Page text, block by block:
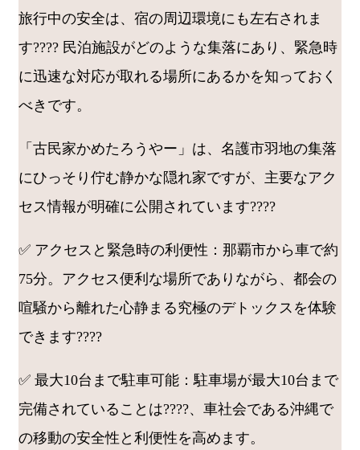
旅行中の安全は、宿の周辺環境にも左右されま
す???? 民泊施設がどのような集落にあり、緊急時
に迅速な対応が取れる場所にあるかを知っておく
べきです。
「古民家かめたろうやー」は、名護市羽地の集落
にひっそり佇む静かな隠れ家ですが、主要なアク
セス情報が明確に公開されています????
✅ アクセスと緊急時の利便性：那覇市から車で約
75分。アクセス便利な場所でありながら、都会の
喧騒から離れた心静まる究極のデトックスを体験
できます????
✅ 最大10台まで駐車可能：駐車場が最大10台まで
完備されていることは????️、車社会である沖縄で
の移動の安全性と利便性を高めます。